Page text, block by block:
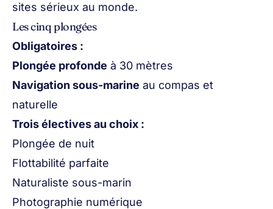
sites sérieux au monde.
Les cinq plongées
Obligatoires :
Plongée profonde à 30 mètres
Navigation sous-marine au compas et
naturelle
Trois électives au choix :
Plongée de nuit
Flottabilité parfaite
Naturaliste sous-marin
Photographie numérique